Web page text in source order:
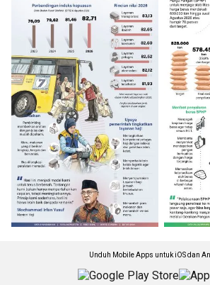
Unduh Mobile Apps untuk iOS dan